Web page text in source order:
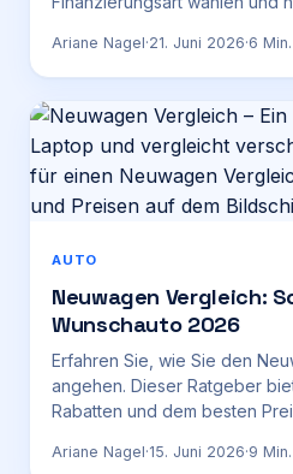
Autokauf 2026.
Ariane Nagel·21. Juni 2026·6 Min.
AUTO
Neuwagen Vergleich:
Wunschauto 2026
Erfahren Sie, wie Sie den
angehen. Dieser Ratgeber
Rabatten und dem besten
Ariane Nagel·15. Juni 2026·9 Min.